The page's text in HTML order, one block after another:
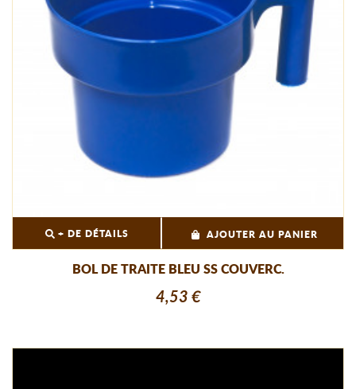
+ DE DÉTAILS AJOUTER AU PANIER
BOL DE TRAITE BLEU SS COUVERC.
4,53 €